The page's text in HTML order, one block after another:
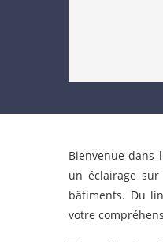
Bienvenue dans
un éclairage sur
bâtiments. Du
votre